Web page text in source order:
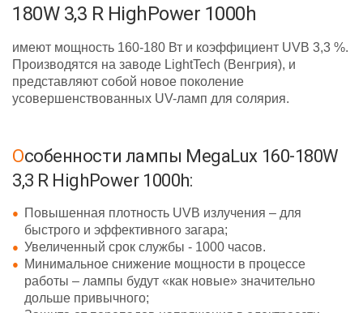
180W 3,3 R HighPower 1000h
имеют мощность 160-180 Вт и коэффициент UVB 3,3 %.
Производятся на заводе LightTech (Венгрия), и
представляют собой новое поколение
усовершенствованных UV-ламп для солярия.
Особенности лампы MegaLux 160-180W
3,3 R HighPower 1000h:
Повышенная плотность UVB излучения – для
быстрого и эффективного загара;
Увеличенный срок службы - 1000 часов.
Минимальное снижение мощности в процессе
работы – лампы будут «как новые» значительно
дольше привычного;